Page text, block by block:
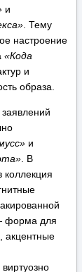
и
. Тему
настроение
«Кода
и
образа.
и
. В
коллекция
форма для
акцентные